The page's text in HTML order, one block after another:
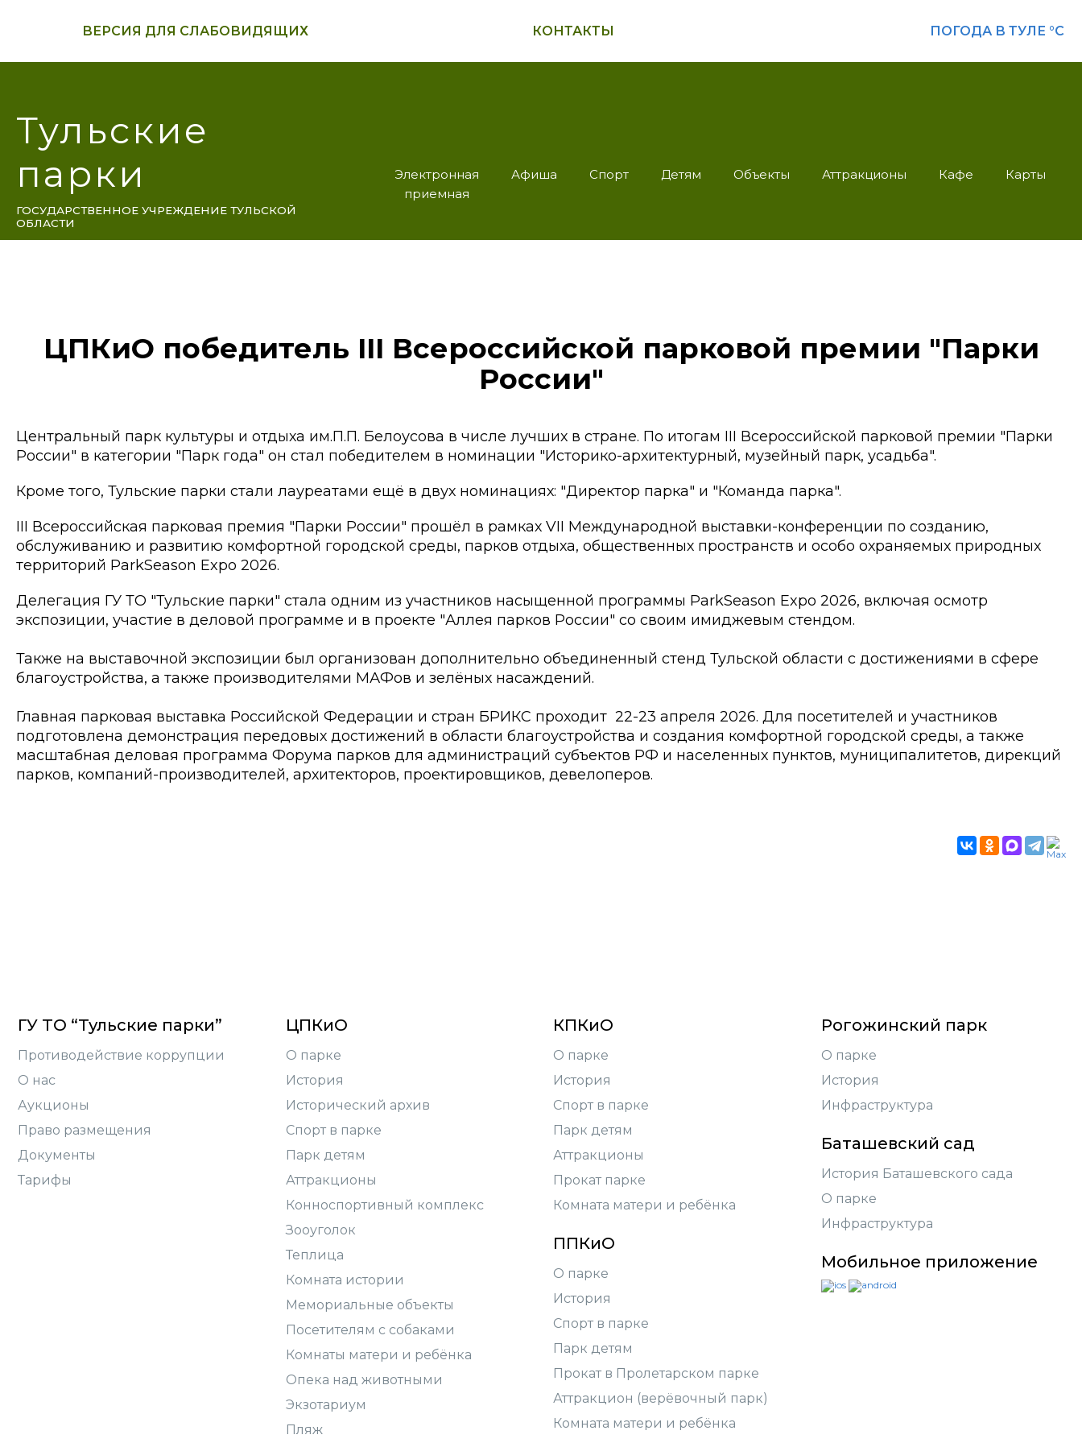
ВЕРСИЯ ДЛЯ СЛАБОВИДЯЩИХ КОНТАКТЫ ПОГОДА В ТУЛЕ °C
Тульские
парки
ГОСУДАРСТВЕННОЕ УЧРЕЖДЕНИЕ ТУЛЬСКОЙ
ОБЛАСТИ
Электронная
приемная
Афиша Спорт Детям Объекты Аттракционы Кафе Карты
ЦПКиО победитель III Всероссийской парковой премии "Парки
России"
Центральный парк культуры и отдыха им.П.П. Белоусова в числе лучших в стране. По итогам III Всероссийской парковой премии "Парки
России" в категории "Парк года" он стал победителем в номинации "Историко-архитектурный, музейный парк, усадьба".
Кроме того, Тульские парки стали лауреатами ещё в двух номинациях: "Директор парка" и "Команда парка".
III Всероссийская парковая премия "Парки России" прошёл в рамках VII Международной выставки-конференции по созданию,
обслуживанию и развитию комфортной городской среды, парков отдыха, общественных пространств и особо охраняемых природных
территорий ParkSeason Expo 2026.
Делегация ГУ ТО "Тульские парки" стала одним из участников насыщенной программы ParkSeason Expo 2026, включая осмотр
экспозиции, участие в деловой программе и в проекте "Аллея парков России" со своим имиджевым стендом.
Также на выставочной экспозиции был организован дополнительно объединенный стенд Тульской области с достижениями в сфере
благоустройства, а также производителями МАФов и зелёных насаждений.
Главная парковая выставка Российской Федерации и стран БРИКС проходит 22-23 апреля 2026. Для посетителей и участников
подготовлена демонстрация передовых достижений в области благоустройства и создания комфортной городской среды, а также
масштабная деловая программа Форума парков для администраций субъектов РФ и населенных пунктов, муниципалитетов, дирекций
парков, компаний-производителей, архитекторов, проектировщиков, девелоперов.
ГУ ТО “Тульские парки”
Противодействие коррупции
О нас
Аукционы
Право размещения
Документы
Тарифы
ЦПКиО
О парке
История
Исторический архив
Спорт в парке
Парк детям
Аттракционы
Конноспортивный комплекс
Зооуголок
Теплица
Комната истории
Мемориальные объекты
Посетителям с собаками
Комнаты матери и ребёнка
Опека над животными
Экзотариум
Пляж
КПКиО
О парке
История
Спорт в парке
Парк детям
Аттракционы
Прокат парке
Комната матери и ребёнка
ППКиО
О парке
История
Спорт в парке
Парк детям
Прокат в Пролетарском парке
Аттракцион (верёвочный парк)
Комната матери и ребёнка
Рогожинский парк
О парке
История
Инфраструктура
Баташевский сад
История Баташевского сада
О парке
Инфраструктура
Мобильное приложение